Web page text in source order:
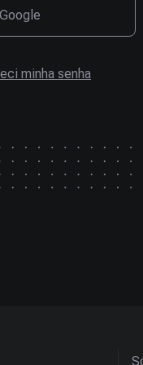
minha senha